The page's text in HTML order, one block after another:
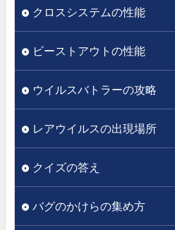
クロスシステムの性能
ビーストアウトの性能
ウイルスバトラーの攻略
レアウイルスの出現場所
クイズの答え
バグのかけらの集め方